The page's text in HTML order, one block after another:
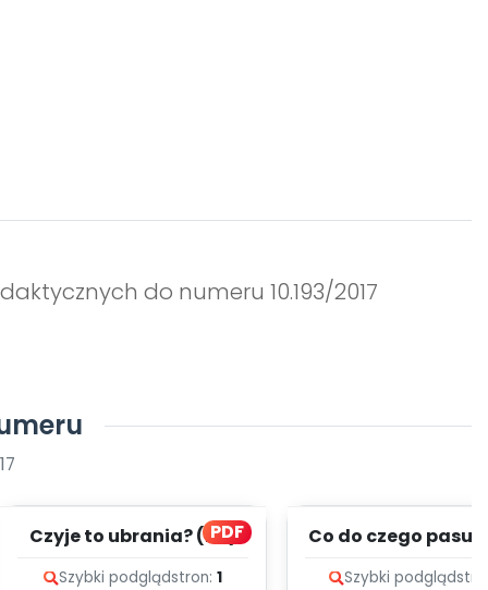
do numeru 10.193/2017
PDF
Czyje to ubrania? (PD)
Szybki podglądstron: 1
Co do czego
Szybki podgląd